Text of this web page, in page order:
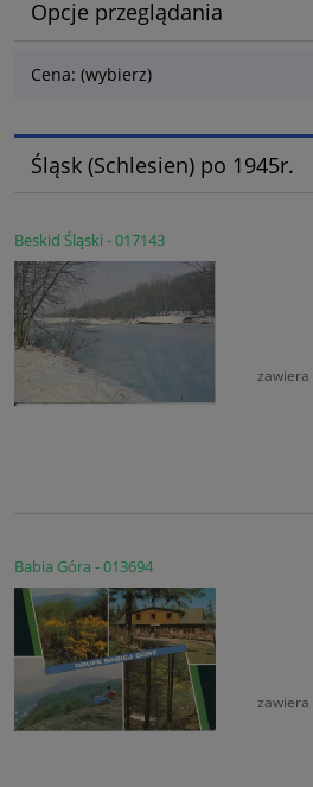
Opcje przeglądania
Cena: (wybierz)
Śląsk (Schlesien) po 1945r.
Beskid Śląski - 017143
zawiera
Babia Góra - 013694
zawiera